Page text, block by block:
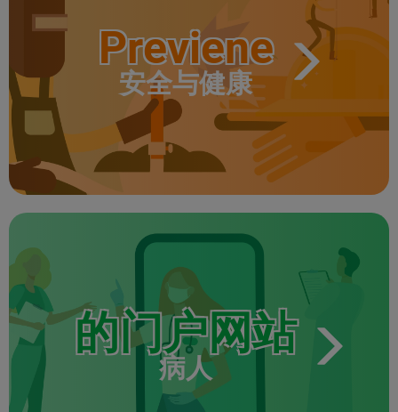
Previene
安全与健康
的门户网站
病人